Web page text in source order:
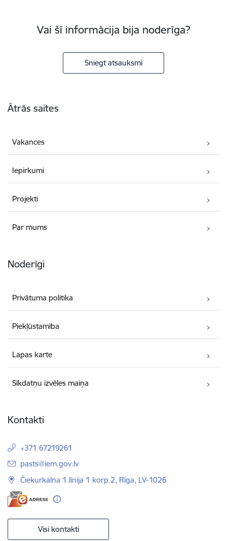
Vai šī informācija bija noderīga?
Sniegt atsauksmi
Ātrās saites
Vakances
Iepirkumi
Projekti
Par mums
Noderīgi
Privātuma politika
Piekļūstamība
Lapas karte
Sīkdatņu izvēles maiņa
Kontakti
+371 67219261
E-pasts:
pasts@iem.gov.lv
Čiekurkalna 1.līnija 1 korp.2, Rīga, LV-1026
Visi kontakti